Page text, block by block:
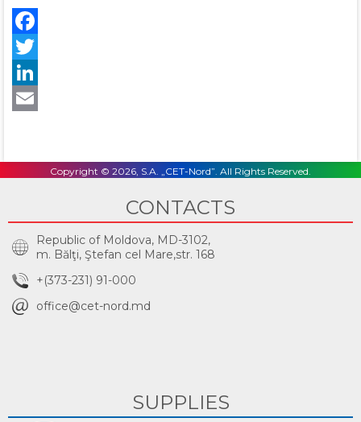
Copyright © 2026, S.A. „CET-Nord”. All Rights Reserved.
CONTACTS
Republic of Moldova, MD-3102,
m. Bălţi, Ştefan cel Mare,str. 168
+(373-231) 91-000
office@cet-nord.md
SUPPLIES